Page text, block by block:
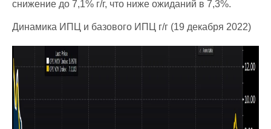
снижение до 7,1% г/г, что ниже ожиданий в 7,3%.
Динамика ИПЦ и базового ИПЦ г/г (19 декабря 2022)